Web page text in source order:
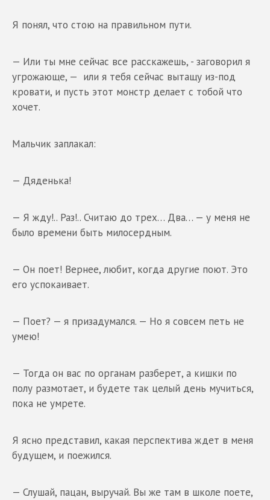
Я понял, что стою на правильном пути.
— Или ты мне сейчас все расскажешь, - заговорил я
угрожающе, — или я тебя сейчас вытащу из-под
кровати, и пусть этот монстр делает с тобой что
хочет.
Мальчик заплакал:
— Дяденька!
— Я жду!.. Раз!.. Считаю до трех… Два… — у меня не
было времени быть милосердным.
— Он поет! Вернее, любит, когда другие поют. Это
его успокаивает.
— Поет? — я призадумался. — Но я совсем петь не
умею!
— Тогда он вас по органам разберет, а кишки по
полу размотает, и будете так целый день мучиться,
пока не умрете.
Я ясно представил, какая перспектива ждет в меня
будущем, и поежился.
— Слушай, пацан, выручай. Вы же там в школе поете,